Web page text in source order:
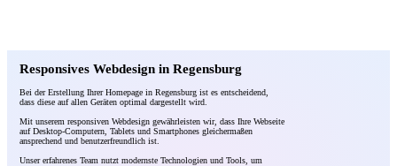
Responsives Webdesign in Regensburg
Bei der Erstellung Ihrer Homepage in Regensburg ist es entscheidend,
dass diese auf allen Geräten optimal dargestellt wird.
Mit unserem responsiven Webdesign gewährleisten wir, dass Ihre Webseite
auf Desktop-Computern, Tablets und Smartphones gleichermaßen
ansprechend und benutzerfreundlich ist.
Unser erfahrenes Team nutzt modernste Technologien und Tools, um